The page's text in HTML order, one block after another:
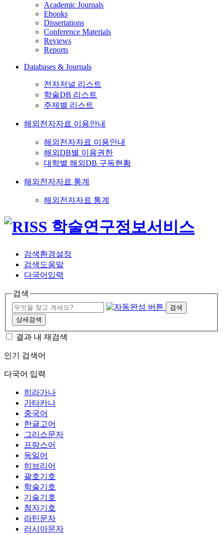
Academic Journals
Ebooks
Dissertations
Conference Materials
Reviews
Reports
Databases & Journals
전자저널 리스트
학술DB 리스트
주제별 리스트
해외전자자료 이용안내
해외전자자료 이용안내
해외DB별 이용권한
대학별 해외DB 구독현황
해외전자자료 통계
해외전자자료 통계
검색환경설정
검색도움말
다국어입력
검색
검색
상세검색
결과 내 재검색
인기 검색어
다국어 입력
히라가나
가타카나
중국어
한글고어
그리스문자
프랑스어
독일어
히브리어
괄호기호
학술기호
기술기호
첨자기호
라틴문자
러시아문자